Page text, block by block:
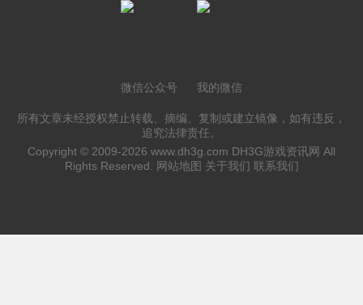
微信公众号 我的微信
所有文章未经授权禁止转载、摘编、复制或建立镜像，如有违反，
追究法律责任。
Copyright © 2009-2026 www.dh3g.com DH3G游戏资讯网 All
Rights Reserved.
网站地图 关于我们 联系我们